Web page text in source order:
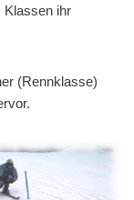
Klassen ihr
(Rennklasse)